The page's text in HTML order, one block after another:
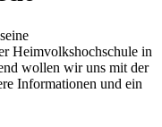
Heimvolkshochschule in
wollen wir uns mit der
Informationen und ein